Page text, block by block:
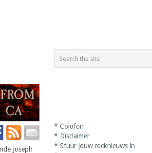
Joseph
*Colofon
* Disclaimer
*Stuur jouw rocknieuws in